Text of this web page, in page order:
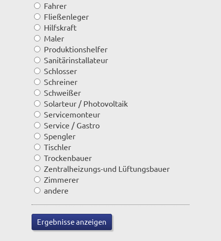
Fahrer
Fließenleger
Hilfskraft
Maler
Produktionshelfer
Sanitärinstallateur
Schlosser
Schreiner
Schweißer
Solarteur / Photovoltaik
Servicemonteur
Service / Gastro
Spengler
Tischler
Trockenbauer
Zentralheizungs-und Lüftungsbauer
Zimmerer
andere